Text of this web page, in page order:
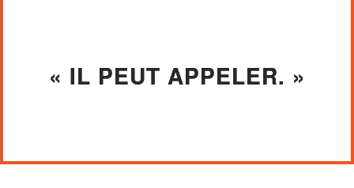
« IL PEUT APPELER. »